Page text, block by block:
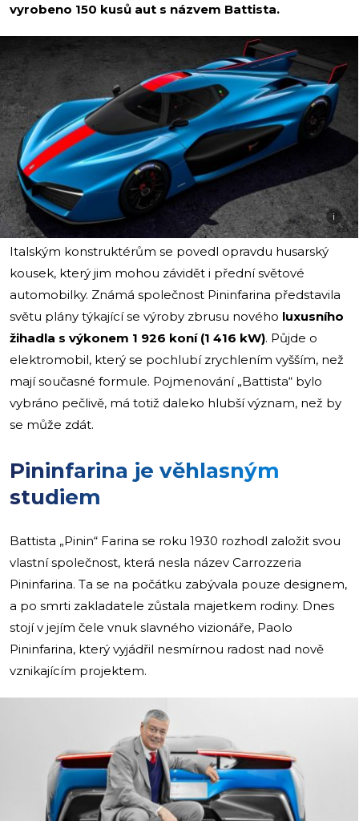
vyrobeno 150 kusů aut s názvem Battista.
i
Italským konstruktérům se povedl opravdu husarský
kousek, který jim mohou závidět i přední světové
automobilky. Známá společnost Pininfarina představila
světu plány týkající se výroby zbrusu nového luxusního
žihadla s výkonem 1 926 koní (1 416 kW). Půjde o
elektromobil, který se pochlubí zrychlením vyšším, než
mají současné formule. Pojmenování „Battista“ bylo
vybráno pečlivě, má totiž daleko hlubší význam, než by
se může zdát.
Pininfarina je věhlasným
studiem
Battista „Pinin“ Farina se roku 1930 rozhodl založit svou
vlastní společnost, která nesla název Carrozzeria
Pininfarina. Ta se na počátku zabývala pouze designem,
a po smrti zakladatele zůstala majetkem rodiny. Dnes
stojí v jejím čele vnuk slavného vizionáře, Paolo
Pininfarina, který vyjádřil nesmírnou radost nad nově
vznikajícím projektem.